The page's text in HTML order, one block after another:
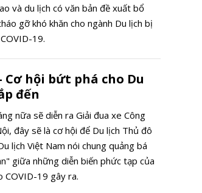
và du lịch có văn bản đề xuất bổ
gỡ khó khăn cho ngành Du lịch bị
19.
Cơ hội bứt phá cho Du
đến
nữa sẽ diễn ra Giải đua xe Công
đây sẽ là cơ hội để Du lịch Thủ đô
lịch Việt Nam nói chung quảng bá
giữa những diễn biến phức tạp của
COVID-19 gây ra.